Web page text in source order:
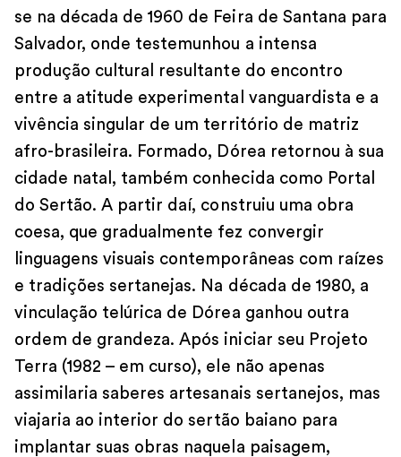
se na década de 1960 de Feira de Santana para
Salvador, onde testemunhou a intensa
produção cultural resultante do encontro
entre a atitude experimental vanguardista e a
vivência singular de um território de matriz
afro-brasileira. Formado, Dórea retornou à sua
cidade natal, também conhecida como Portal
do Sertão. A partir daí, construiu uma obra
coesa, que gradualmente fez convergir
linguagens visuais contemporâneas com raízes
e tradições sertanejas. Na década de 1980, a
vinculação telúrica de Dórea ganhou outra
ordem de grandeza. Após iniciar seu Projeto
Terra (1982 – em curso), ele não apenas
assimilaria saberes artesanais sertanejos, mas
viajaria ao interior do sertão baiano para
implantar suas obras naquela paisagem,